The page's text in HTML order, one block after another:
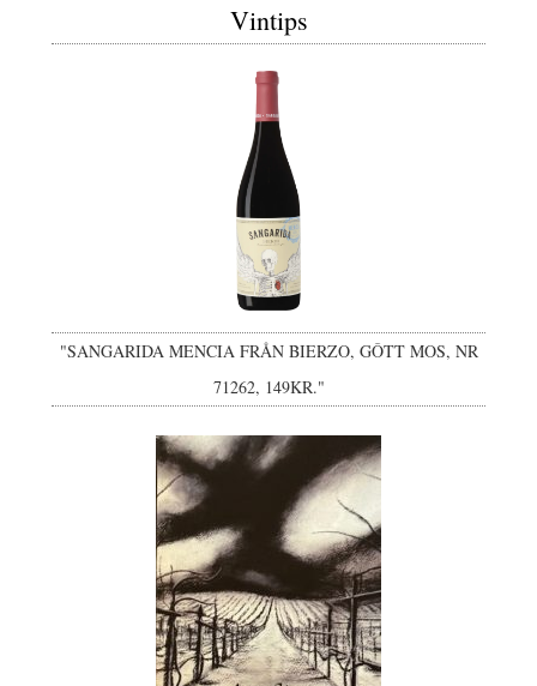
Vintips
"SANGARIDA MENCIA FRÅN BIERZO, GÔTT MOS, NR
71262, 149KR."